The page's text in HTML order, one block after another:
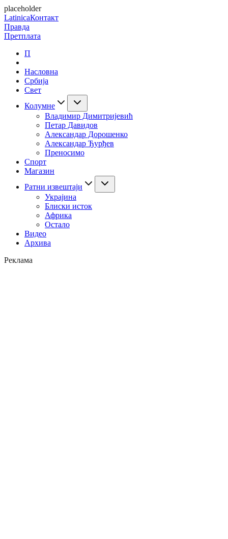
placeholder
LatinicaКонтакт
Правда
Претплата
П
Насловна
Србија
Свет
Колумне
Владимир Димитријевић
Петар Давидов
Александар Дорошенко
Александар Ђурђев
Преносимо
Спорт
Магазин
Ратни извештаји
Украјина
Блиски исток
Африка
Остало
Видео
Архива
Реклама